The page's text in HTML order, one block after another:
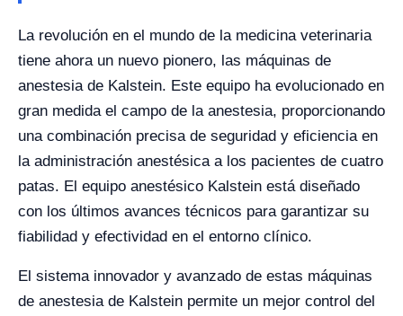
La revolución en el mundo de la medicina veterinaria
tiene ahora un nuevo pionero, las máquinas de
anestesia de Kalstein. Este equipo ha evolucionado en
gran medida el campo de la anestesia, proporcionando
una combinación precisa de seguridad y eficiencia en
la administración anestésica a los pacientes de cuatro
patas. El equipo anestésico Kalstein está diseñado
con los últimos avances técnicos para garantizar su
fiabilidad y efectividad en el entorno clínico.
El sistema innovador y avanzado de estas máquinas
de anestesia de Kalstein permite un mejor control del